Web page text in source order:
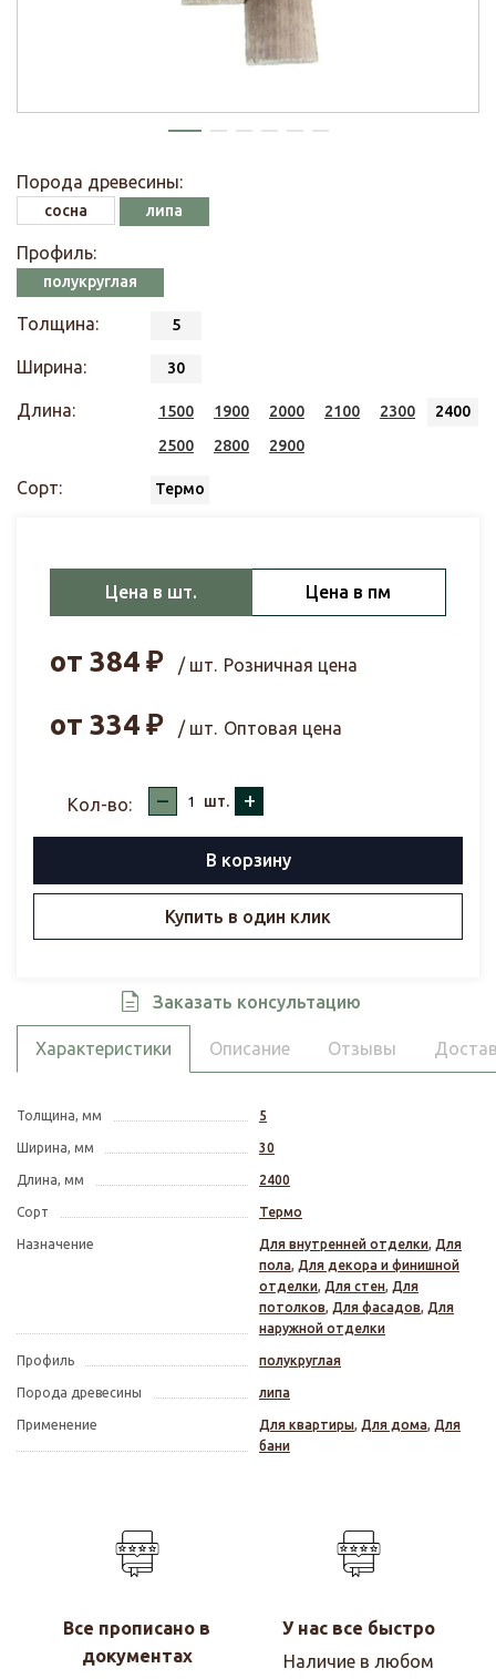
Порода древесины:
сосна липа
Профиль:
полукруглая
Толщина: 5
Ширина: 30
Длина: 1500 1900 2000 2100 2300
2400
2500
2800 2900
Сорт: Термо
Цена в шт. Цена в пм
от 384 ₽ / шт. Розничная цена
от 334 ₽ / шт. Оптовая цена
Кол-во: – шт. +
В корзину
Купить в один клик
Заказать консультацию
Характеристики Описание Отзывы
Толщина, мм 5
Ширина, мм 30
Длина, мм 2400
Сорт Термо
Назначение Для внутренней отделки, Для
пола, Для декора и финишной
отделки, Для стен, Для
потолков, Для фасадов, Для
наружной отделки
Профиль полукруглая
Порода древесины липа
Применение Для квартиры, Для дома, Для
бани
Все прописано в
документах
У нас все быстро
Наличие в любом